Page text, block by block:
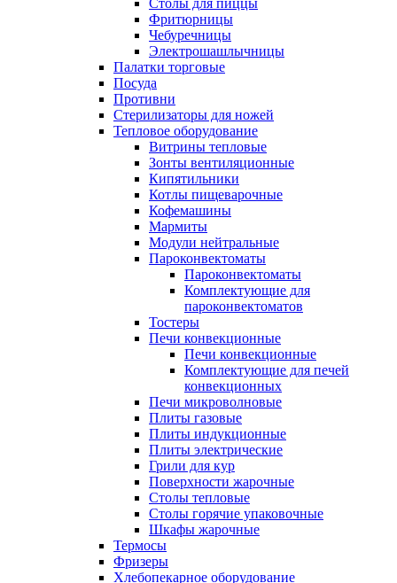
Столы для пиццы
Фритюрницы
Чебуречницы
Электрошашлычницы
Палатки торговые
Посуда
Противни
Стерилизаторы для ножей
Тепловое оборудование
Витрины тепловые
Зонты вентиляционные
Кипятильники
Котлы пищеварочные
Кофемашины
Мармиты
Модули нейтральные
Пароконвектоматы
Пароконвектоматы
Комплектующие для
пароконвектоматов
Тостеры
Печи конвекционные
Печи конвекционные
Комплектующие для печей
конвекционных
Печи микроволновые
Плиты газовые
Плиты индукционные
Плиты электрические
Грили для кур
Поверхности жарочные
Столы тепловые
Столы горячие упаковочные
Шкафы жарочные
Термосы
Фризеры
Хлебопекарное оборудование